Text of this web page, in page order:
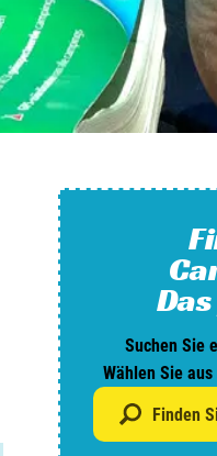
Belgien
Luxemburg
Frankreich
Über
Häufig gestellte
Meinen
Suchen Sie
Wählen Sie
Finden